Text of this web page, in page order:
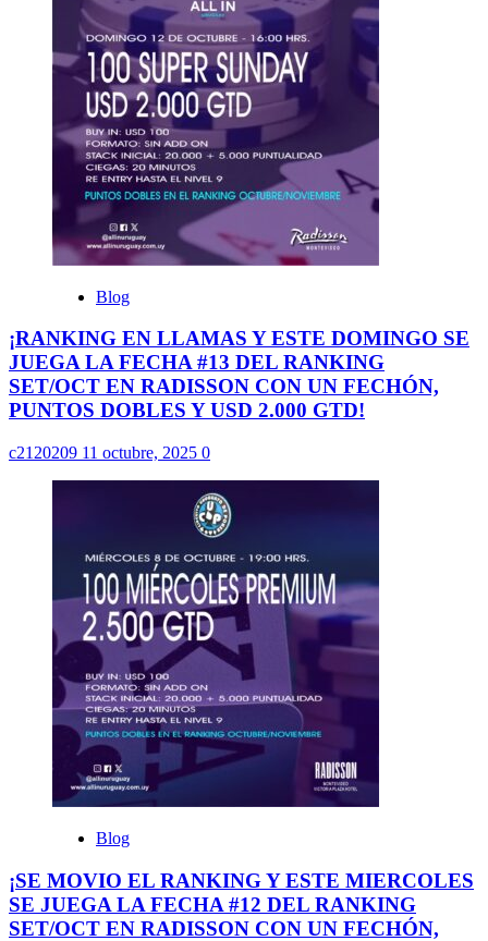
Blog
¡RANKING EN LLAMAS Y ESTE DOMINGO SE
JUEGA LA FECHA #13 DEL RANKING
SET/OCT EN RADISSON CON UN FECHÓN,
PUNTOS DOBLES Y USD 2.000 GTD!
c2120209 11 octubre, 2025 0
Blog
¡SE MOVIO EL RANKING Y ESTE MIERCOLES
SE JUEGA LA FECHA #12 DEL RANKING
SET/OCT EN RADISSON CON UN FECHÓN,